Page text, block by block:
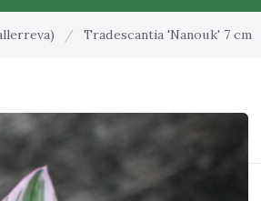
/ Tradescantia 'Nanouk' 7 cm